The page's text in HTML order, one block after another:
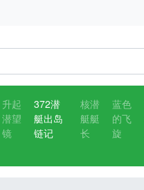
升起
潜望
镜
372潜
艇出岛
链记
核潜
艇艇
长
蓝色
的飞
旋